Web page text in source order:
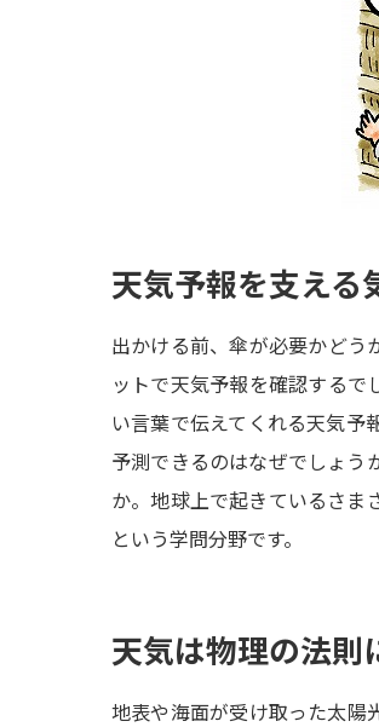
天気予報を支える
出かける前、傘が必要かどう
ットで天気予報を確認する
い言葉で伝えてくれる天気予
予測できるのはなぜでしょう
か。地球上で起きているさま
という学問分野です。
天気は物理の法則
地表や海面が受け取った太陽